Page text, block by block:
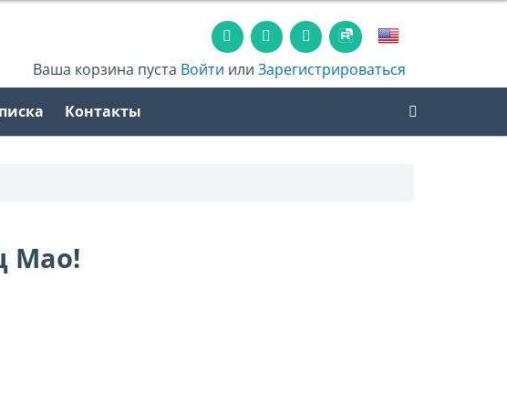
Ваша корзина пуста Войти илиЗарегистрироваться
Контакты
Мао!